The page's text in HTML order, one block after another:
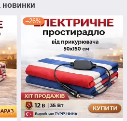
новинки
–26%